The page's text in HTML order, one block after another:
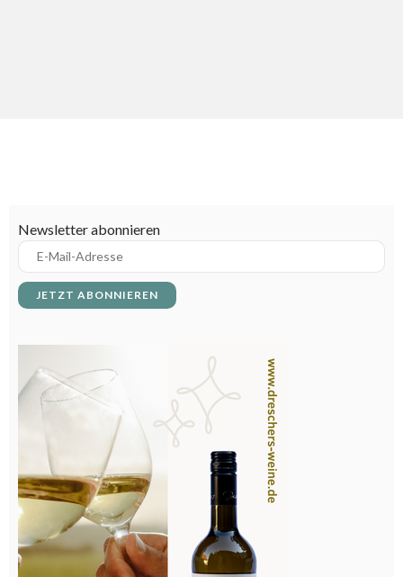
Hauswirtschafter/in
Hotel- und Gastgewerbeassistent/in
Hotelbetriebswirt/in
Hotelkaufmann/frau
Housekeeping
HSK-Manager / Housekeeping Supervisors
Koch - Köchin
Konditor/in
Newsletter abonnieren